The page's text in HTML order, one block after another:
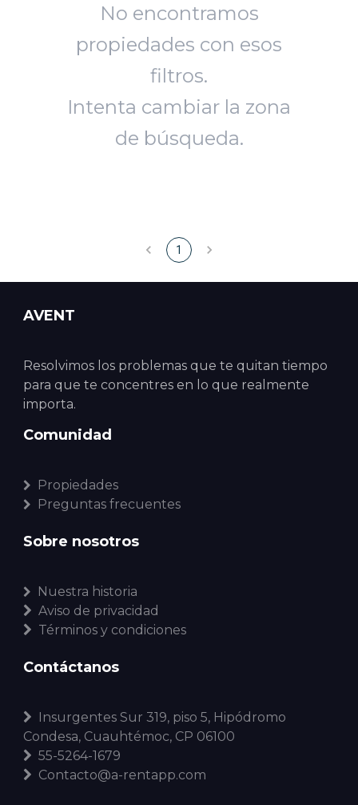
No encontramos
propiedades con esos
filtros.
Intenta cambiar la zona
de búsqueda.
1
AVENT
Resolvimos los problemas que te quitan tiempo
para que te concentres en lo que realmente
importa.
Comunidad
Propiedades
Preguntas frecuentes
Sobre nosotros
Nuestra historia
Aviso de privacidad
Términos y condiciones
Contáctanos
Insurgentes Sur 319, piso 5, Hipódromo
Condesa, Cuauhtémoc, CP 06100
55-5264-1679
Contacto@a-rentapp.com